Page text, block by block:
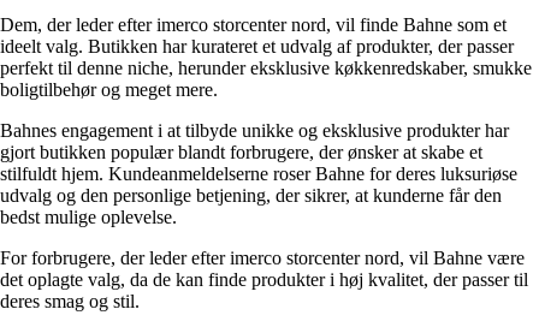
Dem, der leder efter imerco storcenter nord, vil finde Bahne som et
ideelt valg. Butikken har kurateret et udvalg af produkter, der passer
perfekt til denne niche, herunder eksklusive køkkenredskaber, smukke
boligtilbehør og meget mere.
Bahnes engagement i at tilbyde unikke og eksklusive produkter har
gjort butikken populær blandt forbrugere, der ønsker at skabe et
stilfuldt hjem. Kundeanmeldelserne roser Bahne for deres luksuriøse
udvalg og den personlige betjening, der sikrer, at kunderne får den
bedst mulige oplevelse.
For forbrugere, der leder efter imerco storcenter nord, vil Bahne være
det oplagte valg, da de kan finde produkter i høj kvalitet, der passer til
deres smag og stil.